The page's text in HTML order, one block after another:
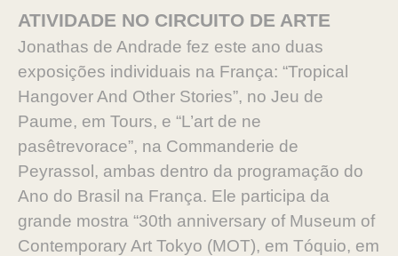
ATIVIDADE NO CIRCUITO DE ARTE
Jonathas de Andrade fez este ano duas
exposições individuais na França: “Tropical
Hangover And Other Stories”, no Jeu de
Paume, em Tours, e “L’art de ne
pasêtrevorace”, na Commanderie de
Peyrassol, ambas dentro da programação do
Ano do Brasil na França. Ele participa da
grande mostra “30th anniversary of Museum of
Contemporary Art Tokyo (MOT), em Tóquio, em